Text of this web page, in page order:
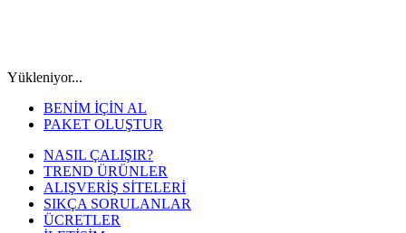
Yükleniyor...
BENİM İÇİN AL
PAKET OLUŞTUR
NASIL ÇALIŞIR?
TREND ÜRÜNLER
ALIŞVERİŞ SİTELERİ
SIKÇA SORULANLAR
ÜCRETLER